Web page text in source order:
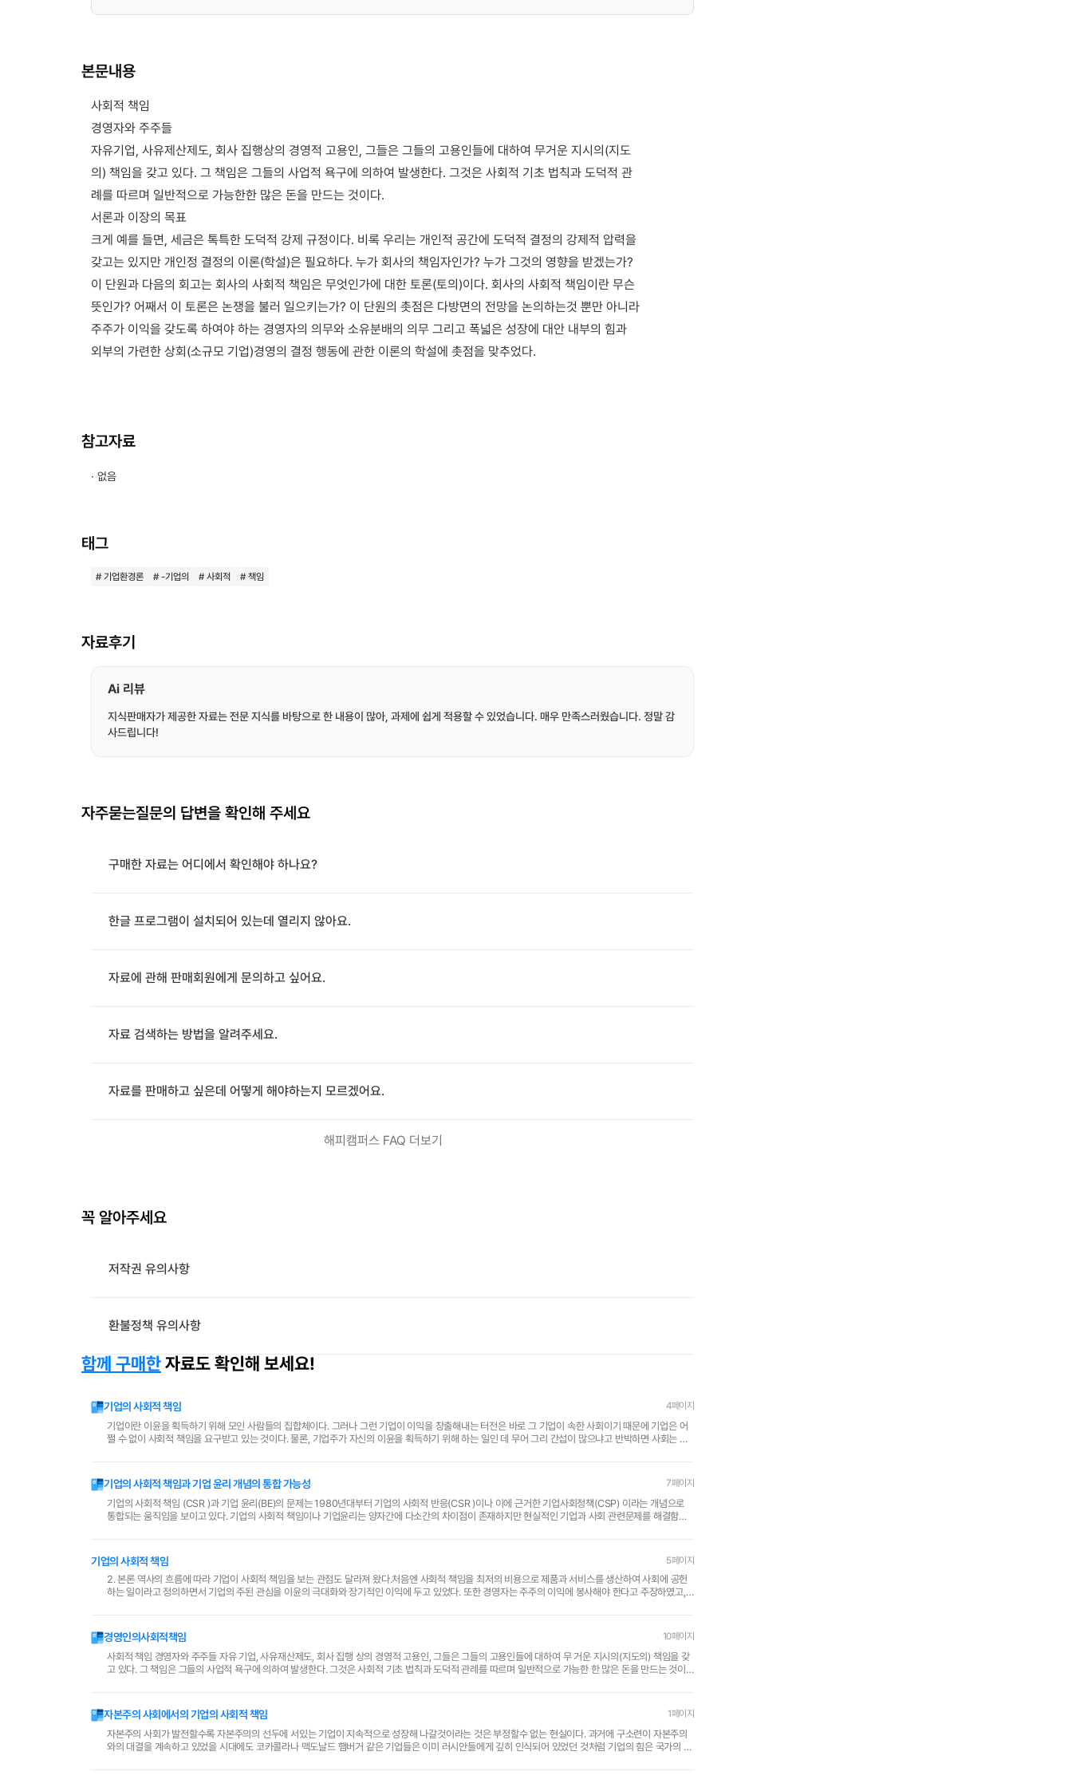
본문내용
사회적 책임
경영자와 주주들
자유기업, 사유제산제도, 회사 집행상의 경영적 고용인, 그들은 그들의 고용인들에 대하여 무거운 지시의(지도
의) 책임을 갖고 있다. 그 책임은 그들의 사업적 욕구에 의하여 발생한다. 그것은 사회적 기초 법칙과 도덕적 관
례를 따르며 일반적으로 가능한한 많은 돈을 만드는 것이다.
서론과 이장의 목표
크게 예를 들면, 세금은 톡특한 도덕적 강제 규정이다. 비록 우리는 개인적 공간에 도덕적 결정의 강제적 압력을
갖고는 있지만 개인정 결정의 이론(학설)은 필요하다. 누가 회사의 책임자인가? 누가 그것의 영향을 받겠는가?
이 단원과 다음의 회고는 회사의 사회적 책임은 무엇인가에 대한 토론(토의)이다. 회사의 사회적 책임이란 무슨
뜻인가? 어째서 이 토론은 논쟁을 불러 일으키는가? 이 단원의 촛점은 다방면의 전망을 논의하는것 뿐만 아니라
주주가 이익을 갖도록 하여야 하는 경영자의 의무와 소유분배의 의무 그리고 폭넓은 성장에 대안 내부의 힘과
외부의 가련한 상회(소규모 기업)경영의 결정 행동에 관한 이론의 학설에 촛점을 맞추었다.
참고자료
· 없음
태그
# 기업환경론 # -기업의 # 사회적 # 책임
자료후기
Ai 리뷰
지식판매자가 제공한 자료는 전문 지식를 바탕으로 한 내용이 많아, 과제에 쉽게 적용할 수 있었습니다. 매우 만족스러웠습니다. 정말 감
사드립니다!
자주묻는질문의 답변을 확인해 주세요
구매한 자료는 어디에서 확인해야 하나요?
한글 프로그램이 설치되어 있는데 열리지 않아요.
자료에 관해 판매회원에게 문의하고 싶어요.
자료 검색하는 방법을 알려주세요.
자료를 판매하고 싶은데 어떻게 해야하는지 모르겠어요.
해피캠퍼스 FAQ 더보기
꼭 알아주세요
저작권 유의사항
환불정책 유의사항
함께 구매한자료도 확인해 보세요!
기업의 사회적 책임 4페이지
기업이란 이윤을 획득하기 위해 모인 사람들의 집합체이다. 그러나 그런 기업이 이익을 창출해내는 터전은 바로 그 기업이 속한 사회이기 때문에 기업은 어
쩔 수 없이 사회적 책임을 요구받고 있는 것이다. 물론, 기업주가 자신의 이윤을 획득하기 위해 하는 일인 데 무어 그리 간섭이 많으냐고 반박하면 사회는 별
기업의 사회적 책임과 기업 윤리 개념의 통합 가능성 7페이지
기업의 사회적 책임 (CSR )과 기업 윤리(BE)의 문제는 1980년대부터 기업의 사회적 반응(CSR )이나 이에 근거한 기업사회정책(CSP) 이라는 개념으로
통합되는 움직임을 보이고 있다. 기업의 사회적 책임이나 기업윤리는 양자간에 다소간의 차이점이 존재하지만 현실적인 기업과 사회 관련문제를 해결함에
기업의 사회적 책임 5페이지
2. 본론 역사의 흐름에 따라 기업이 사회적 책임을 보는 관점도 달라져 왔다.처음엔 사회적 책임을 최저의 비용으로 제품과 서비스를 생산하여 사회에 공헌
하는 일이라고 정의하면서 기업의 주된 관심을 이윤의 극대화와 장기적인 이익에 두고 있었다. 또한 경영자는 주주의 이익에 봉사해야 한다고 주장하였고,
경영인의사회적책임 10페이지
사회적 책임 경영자와 주주들 자유 기업, 사유재산제도, 회사 집행 상의 경영적 고용인, 그들은 그들의 고용인들에 대하여 무 거운 지시의(지도의) 책임을 갖
고 있다. 그 책임은 그들의 사업적 욕구에 의하여 발생한다. 그것은 사회적 기초 법칙과 도덕적 관례를 따르며 일반적으로 가능한 한 많은 돈을 만드는 것이
자본주의 사회에서의 기업의 사회적 책임 1페이지
자본주의 사회가 발전할수록 자본주의의 선두에 서있는 기업이 지속적으로 성장해 나갈것이라는 것은 부정할수 없는 현실이다. 과거에 구소련이 자본주의
와의 대결을 계속하고 있었을 시대에도 코카콜라나 맥도날드 햄버거 같은 기업들은 이미 러시안들에게 깊히 인식되어 있었던 것처럼 기업의 힘은 국가의 정